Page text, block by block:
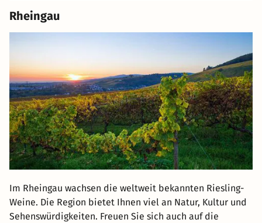
Rheingau
Im Rheingau wachsen die weltweit bekannten Riesling-
Weine. Die Region bietet Ihnen viel an Natur, Kultur und
Sehenswürdigkeiten. Freuen Sie sich auch auf die